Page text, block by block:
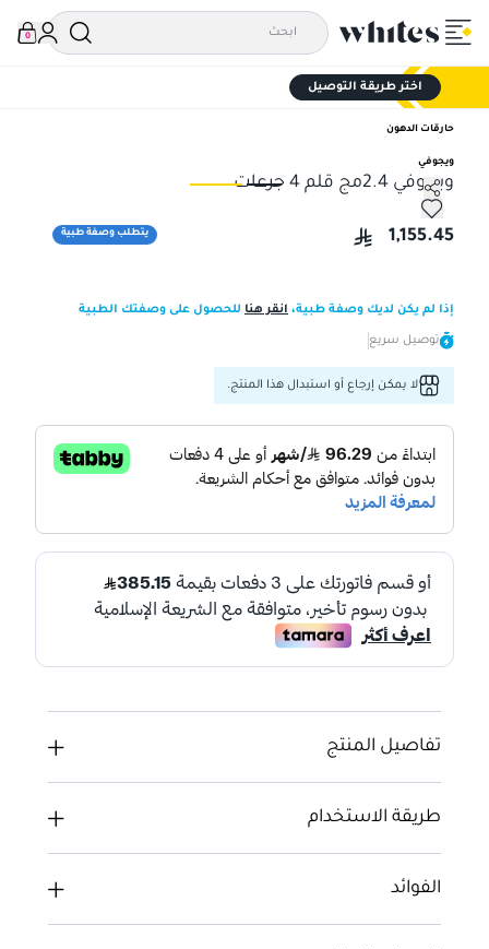
0
اختر طريقة التوصيل
حارقات الدهون
ويجوفي
ويجوفي 2.4مج قلم 4 جرعات
يتطلب وصفة طبية
ويجوفي 2.4مج قلم 4 جرعات
1,155.45
إذا لم يكن لديك وصفة طبية، انقر هنا للحصول على وصفتك الطبية
توصيل سريع
لا يمكن إرجاع أو استبدال هذا المنتج.
تفاصيل المنتج
طريقة الاستخدام
الفوائد